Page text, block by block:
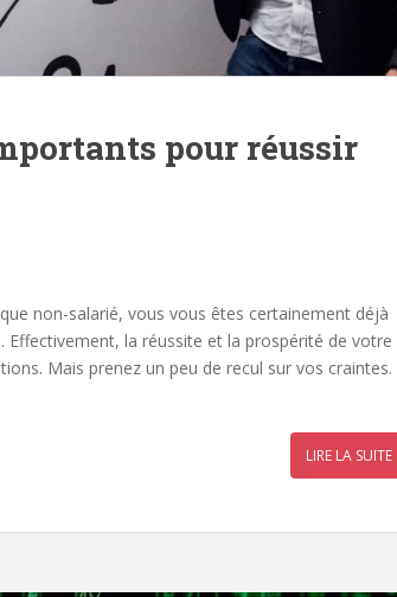
pour réussir
non-salarié, vous vous êtes certainement déjà
Effectivement, la réussite et la prospérité de votre
Mais prenez un peu de recul sur vos craintes.
LIRE LA SUITE